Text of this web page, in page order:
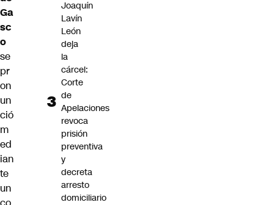
Ga
sc
o
se
pr
on
un
ció
m
ed
ian
te
un
Joaquín
Lavín
León
deja
la
cárcel:
Corte
de
Apelaciones
revoca
prisión
preventiva
y
decreta
arresto
domiciliario